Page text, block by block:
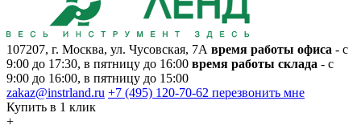
107207, г. Москва, ул. Чусовская, 7А время работы офиса - с
9:00 до 17:30, в пятницу до 16:00 время работы склада - с
9:00 до 16:00, в пятницу до 15:00
zakaz@instrland.ru +7 (495) 120-70-62 перезвонить мне
Купить в 1 клик
+